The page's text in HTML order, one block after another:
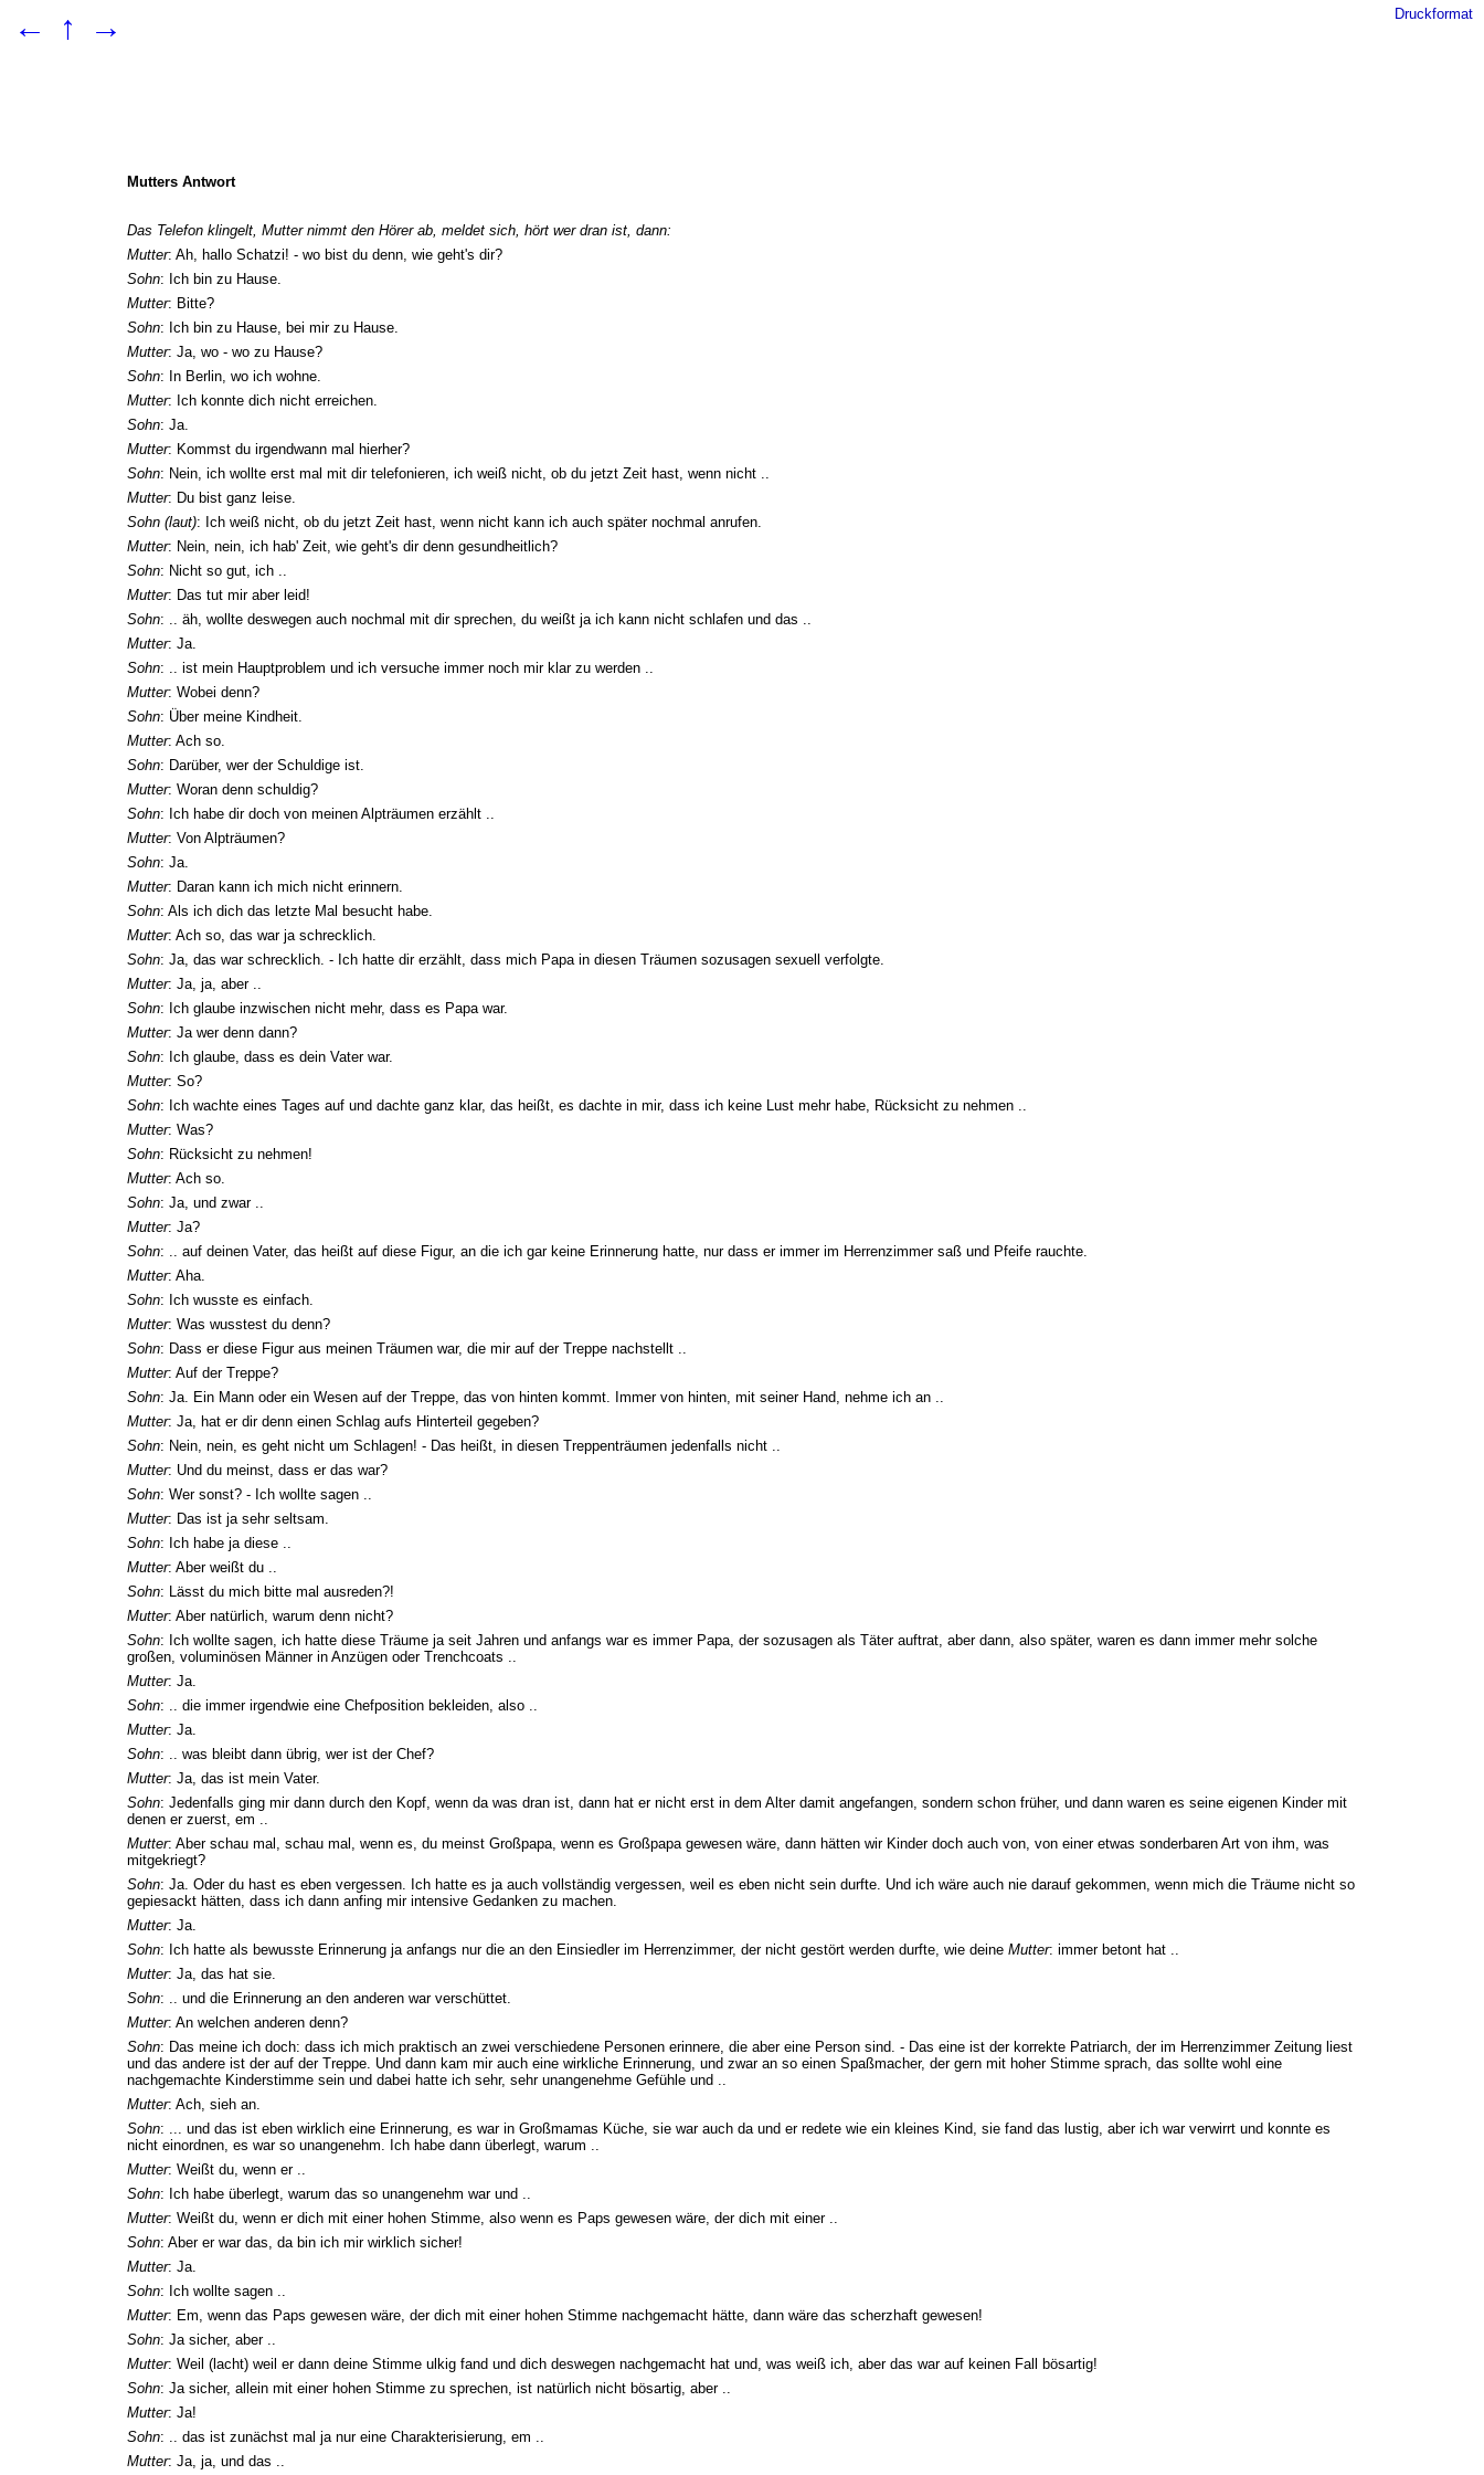
← ↑ → Druckformat
Mutters Antwort
Das Telefon klingelt, Mutter nimmt den Hörer ab, meldet sich, hört wer dran ist, dann:
Mutter: Ah, hallo Schatzi! - wo bist du denn, wie geht's dir?
Sohn: Ich bin zu Hause.
Mutter: Bitte?
Sohn: Ich bin zu Hause, bei mir zu Hause.
Mutter: Ja, wo - wo zu Hause?
Sohn: In Berlin, wo ich wohne.
Mutter: Ich konnte dich nicht erreichen.
Sohn: Ja.
Mutter: Kommst du irgendwann mal hierher?
Sohn: Nein, ich wollte erst mal mit dir telefonieren, ich weiß nicht, ob du jetzt Zeit hast, wenn nicht ..
Mutter: Du bist ganz leise.
Sohn (laut): Ich weiß nicht, ob du jetzt Zeit hast, wenn nicht kann ich auch später nochmal anrufen.
Mutter: Nein, nein, ich hab' Zeit, wie geht's dir denn gesundheitlich?
Sohn: Nicht so gut, ich ..
Mutter: Das tut mir aber leid!
Sohn: .. äh, wollte deswegen auch nochmal mit dir sprechen, du weißt ja ich kann nicht schlafen und das ..
Mutter: Ja.
Sohn: .. ist mein Hauptproblem und ich versuche immer noch mir klar zu werden ..
Mutter: Wobei denn?
Sohn: Über meine Kindheit.
Mutter: Ach so.
Sohn: Darüber, wer der Schuldige ist.
Mutter: Woran denn schuldig?
Sohn: Ich habe dir doch von meinen Alpträumen erzählt ..
Mutter: Von Alpträumen?
Sohn: Ja.
Mutter: Daran kann ich mich nicht erinnern.
Sohn: Als ich dich das letzte Mal besucht habe.
Mutter: Ach so, das war ja schrecklich.
Sohn: Ja, das war schrecklich. - Ich hatte dir erzählt, dass mich Papa in diesen Träumen sozusagen sexuell verfolgte.
Mutter: Ja, ja, aber ..
Sohn: Ich glaube inzwischen nicht mehr, dass es Papa war.
Mutter: Ja wer denn dann?
Sohn: Ich glaube, dass es dein Vater war.
Mutter: So?
Sohn: Ich wachte eines Tages auf und dachte ganz klar, das heißt, es dachte in mir, dass ich keine Lust mehr habe, Rücksicht zu nehmen ..
Mutter: Was?
Sohn: Rücksicht zu nehmen!
Mutter: Ach so.
Sohn: Ja, und zwar ..
Mutter: Ja?
Sohn: .. auf deinen Vater, das heißt auf diese Figur, an die ich gar keine Erinnerung hatte, nur dass er immer im Herrenzimmer saß und Pfeife rauchte.
Mutter: Aha.
Sohn: Ich wusste es einfach.
Mutter: Was wusstest du denn?
Sohn: Dass er diese Figur aus meinen Träumen war, die mir auf der Treppe nachstellt ..
Mutter: Auf der Treppe?
Sohn: Ja. Ein Mann oder ein Wesen auf der Treppe, das von hinten kommt. Immer von hinten, mit seiner Hand, nehme ich an ..
Mutter: Ja, hat er dir denn einen Schlag aufs Hinterteil gegeben?
Sohn: Nein, nein, es geht nicht um Schlagen! - Das heißt, in diesen Treppenträumen jedenfalls nicht ..
Mutter: Und du meinst, dass er das war?
Sohn: Wer sonst? - Ich wollte sagen ..
Mutter: Das ist ja sehr seltsam.
Sohn: Ich habe ja diese ..
Mutter: Aber weißt du ..
Sohn: Lässt du mich bitte mal ausreden?!
Mutter: Aber natürlich, warum denn nicht?
Sohn: Ich wollte sagen, ich hatte diese Träume ja seit Jahren und anfangs war es immer Papa, der sozusagen als Täter auftrat, aber dann, also später, waren es dann immer mehr solche
großen, voluminösen Männer in Anzügen oder Trenchcoats ..
Mutter: Ja.
Sohn: .. die immer irgendwie eine Chefposition bekleiden, also ..
Mutter: Ja.
Sohn: .. was bleibt dann übrig, wer ist der Chef?
Mutter: Ja, das ist mein Vater.
Sohn: Jedenfalls ging mir dann durch den Kopf, wenn da was dran ist, dann hat er nicht erst in dem Alter damit angefangen, sondern schon früher, und dann waren es seine eigenen Kinder mit
denen er zuerst, em ..
Mutter: Aber schau mal, schau mal, wenn es, du meinst Großpapa, wenn es Großpapa gewesen wäre, dann hätten wir Kinder doch auch von, von einer etwas sonderbaren Art von ihm, was
mitgekriegt?
Sohn: Ja. Oder du hast es eben vergessen. Ich hatte es ja auch vollständig vergessen, weil es eben nicht sein durfte. Und ich wäre auch nie darauf gekommen, wenn mich die Träume nicht so
gepiesackt hätten, dass ich dann anfing mir intensive Gedanken zu machen.
Mutter: Ja.
Sohn: Ich hatte als bewusste Erinnerung ja anfangs nur die an den Einsiedler im Herrenzimmer, der nicht gestört werden durfte, wie deine Mutter: immer betont hat ..
Mutter: Ja, das hat sie.
Sohn: .. und die Erinnerung an den anderen war verschüttet.
Mutter: An welchen anderen denn?
Sohn: Das meine ich doch: dass ich mich praktisch an zwei verschiedene Personen erinnere, die aber eine Person sind. - Das eine ist der korrekte Patriarch, der im Herrenzimmer Zeitung liest
und das andere ist der auf der Treppe. Und dann kam mir auch eine wirkliche Erinnerung, und zwar an so einen Spaßmacher, der gern mit hoher Stimme sprach, das sollte wohl eine
nachgemachte Kinderstimme sein und dabei hatte ich sehr, sehr unangenehme Gefühle und ..
Mutter: Ach, sieh an.
Sohn: ... und das ist eben wirklich eine Erinnerung, es war in Großmamas Küche, sie war auch da und er redete wie ein kleines Kind, sie fand das lustig, aber ich war verwirrt und konnte es
nicht einordnen, es war so unangenehm. Ich habe dann überlegt, warum ..
Mutter: Weißt du, wenn er ..
Sohn: Ich habe überlegt, warum das so unangenehm war und ..
Mutter: Weißt du, wenn er dich mit einer hohen Stimme, also wenn es Paps gewesen wäre, der dich mit einer ..
Sohn: Aber er war das, da bin ich mir wirklich sicher!
Mutter: Ja.
Sohn: Ich wollte sagen ..
Mutter: Em, wenn das Paps gewesen wäre, der dich mit einer hohen Stimme nachgemacht hätte, dann wäre das scherzhaft gewesen!
Sohn: Ja sicher, aber ..
Mutter: Weil (lacht) weil er dann deine Stimme ulkig fand und dich deswegen nachgemacht hat und, was weiß ich, aber das war auf keinen Fall bösartig!
Sohn: Ja sicher, allein mit einer hohen Stimme zu sprechen, ist natürlich nicht bösartig, aber ..
Mutter: Ja!
Sohn: .. das ist zunächst mal ja nur eine Charakterisierung, em ..
Mutter: Ja, ja, und das ..